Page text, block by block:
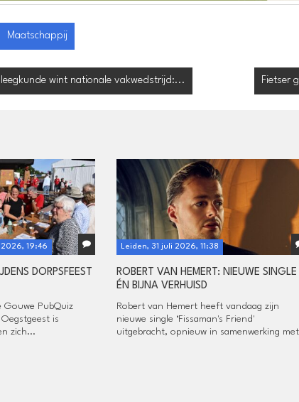
Maatschappij
wint nationale vakwedstrijd:... Fietser
19:46
DORPSFEEST
Gouwe PubQuiz
is
zich...
Leiden, 31 juli 2026, 11:38
ROBERT VAN HEMERT: NIEUWE SINGLE
ÉN BIJNA VERHUISD
Robert van Hemert heeft vandaag zijn
nieuwe single ‘Fissaman's Friend'
uitgebracht, opnieuw in samenwerking